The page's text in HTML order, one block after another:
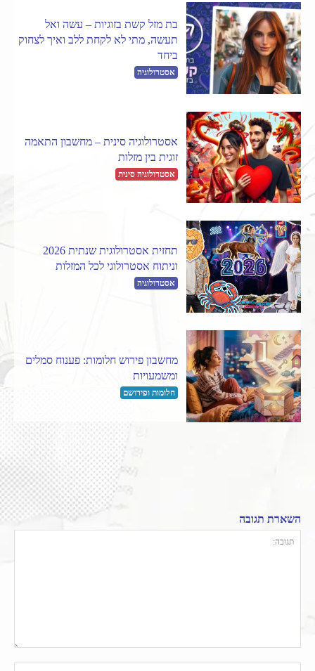
בת מזל קשת בזוגיות – עשה ואל
תעשה, מתי לא לקחת ללב ואיך לצחוק
ביחד
אסטרולוגיה
אסטרולוגיה סינית – מחשבון התאמה
זוגית בין מזלות
אסטרולוגיה סינית
תחזית אסטרולוגית שנתית 2026
וניתוח אסטרולוגי לכל המזלות
אסטרולוגיה
מחשבון פירוש חלומות: פענוח סמלים
ומשמעויות
חלומות ופירושם
השארת תגובה